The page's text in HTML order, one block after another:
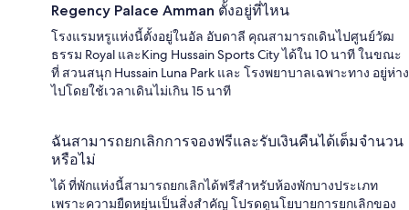
Regency Palace Amman ตั้งอยู่ที่ไหน
โรงแรมหรูแห่งนี้ตั้งอยู่ในอัล อับดาลี คุณสามารถเดินไปศูนย์วัฒ
ธรรม Royal และKing Hussain Sports City ได้ใน 10 นาที ในขณะ
ที่ สวนสนุก Hussain Luna Park และ โรงพยาบาลเฉพาะทาง อยู่ห่าง
ไปโดยใช้เวลาเดินไม่เกิน 15 นาที
ฉันสามารถยกเลิกการจองฟรีและรับเงินคืนได้เต็มจำนวน
หรือไม่
ได้ ที่พักแห่งนี้สามารถยกเลิกได้ฟรีสำหรับห้องพักบางประเภท
เพราะความยืดหยุ่นเป็นสิ่งสำคัญ โปรดดูนโยบายการยกเลิกของ